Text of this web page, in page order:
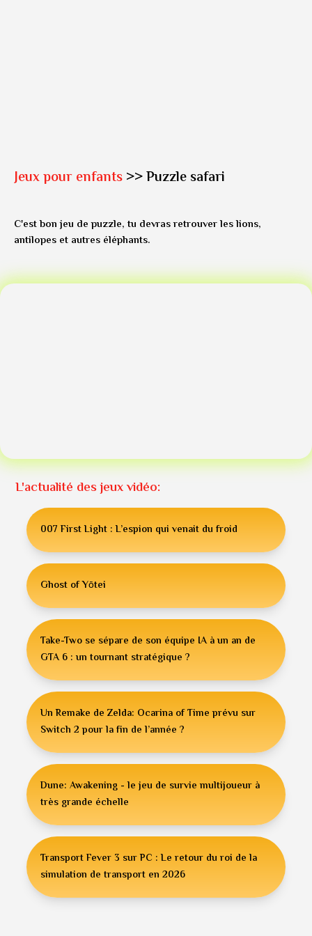
Jeux pour enfants>> Puzzle safari
C'est bon jeu de puzzle, tu devras retrouver les lions,
antilopes et autres éléphants.
L'actualité des jeux vidéo:
007 First Light : L’espion qui venait du froid
Ghost of Yōtei
Take-Two se sépare de son équipe IA à un an de
GTA 6 : un tournant stratégique ?
Un Remake de Zelda: Ocarina of Time prévu sur
Switch 2 pour la fin de l’année ?
Dune: Awakening - le jeu de survie multijoueur à
très grande échelle
Transport Fever 3 sur PC : Le retour du roi de la
simulation de transport en 2026